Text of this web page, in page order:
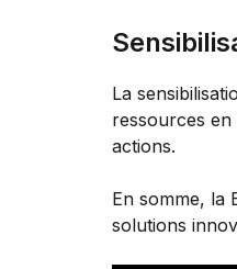
La
ressources en
actions.
En somme, la
solutions